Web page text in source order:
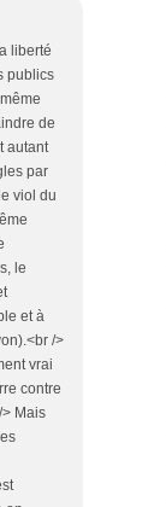
liberté
publics
de
autant
par
viol du
le
et à
/>
vrai
contre
Mais